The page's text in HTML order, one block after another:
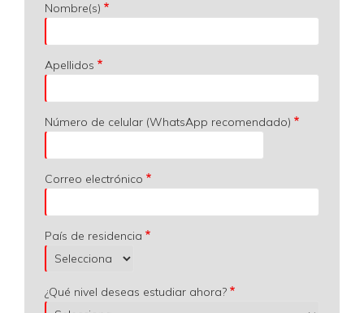
Nombre(s)
Apellidos
Número de celular (WhatsApp recomendado)
Correo electrónico
País de residencia
¿Qué nivel deseas estudiar ahora?